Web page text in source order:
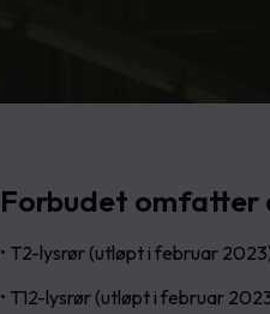
Forbudet omfatter
• T2-lysrør (utløpt i februar
• T12-lysrør (utløpt i februar